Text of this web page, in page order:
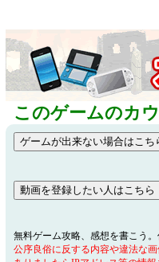
このゲームのカ
無料ゲーム攻略、感想を書こう
公序良俗に反する内容や違法な